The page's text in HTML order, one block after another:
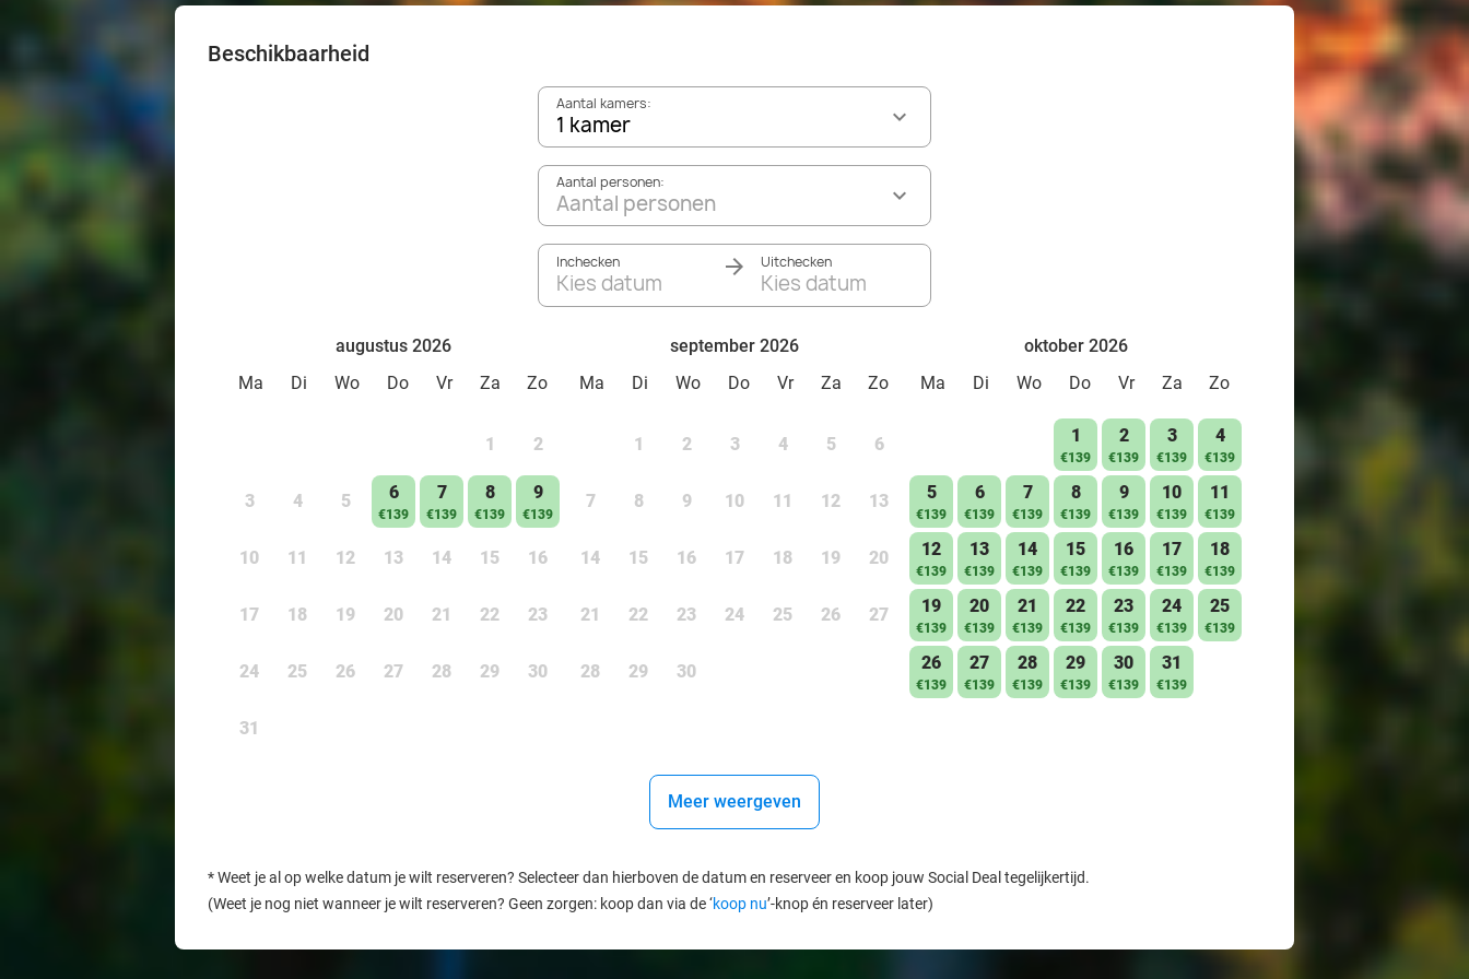
Beschikbaarheid
Aantal kamers:
1 kamer
Aantal personen:
Aantal personen
Inchecken
Kies datum
Uitchecken
Kies datum
augustus 2026
Ma
Di Wo Do Vr Za Zo
1 2
3 4 5 6
€139
7
€139
8
€139
9
€139
10 11 12 13 14 15 16
17 18 19 20 21 22 23
24 25 26 27 28 29 30
31
september 2026
Ma
Di Wo Do Vr Za Zo
1 2 3 4 5 6
7 8 9 10 11 12 13
14 15 16 17 18 19 20
21 22 23 24 25 26 27
28 29 30
oktober 2026
Ma
Di Wo Do Vr Za Zo
1
€139
2
€139
3
€139
4
€139
5
€139
6
€139
7
€139
8
€139
9
€139
10
€139
11
€139
12
€139
13
€139
14
€139
15
€139
16
€139
17
€139
18
€139
19
€139
20
€139
21
€139
22
€139
23
€139
24
€139
25
€139
26
€139
27
€139
28
€139
29
€139
30
€139
31
€139
Meer weergeven
*Weet je al op welke datum je wilt reserveren? Selecteer dan hierboven de datum en reserveer en koop jouw Social Deal tegelijkertijd.
(Weet je nog niet wanneer je wilt reserveren? Geen zorgen: koop dan via de ‘koop nu’-knop én reserveer later)